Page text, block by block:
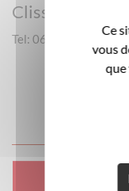
Clisson
Tel: 06 76 70 48 93
Ce
vous
que